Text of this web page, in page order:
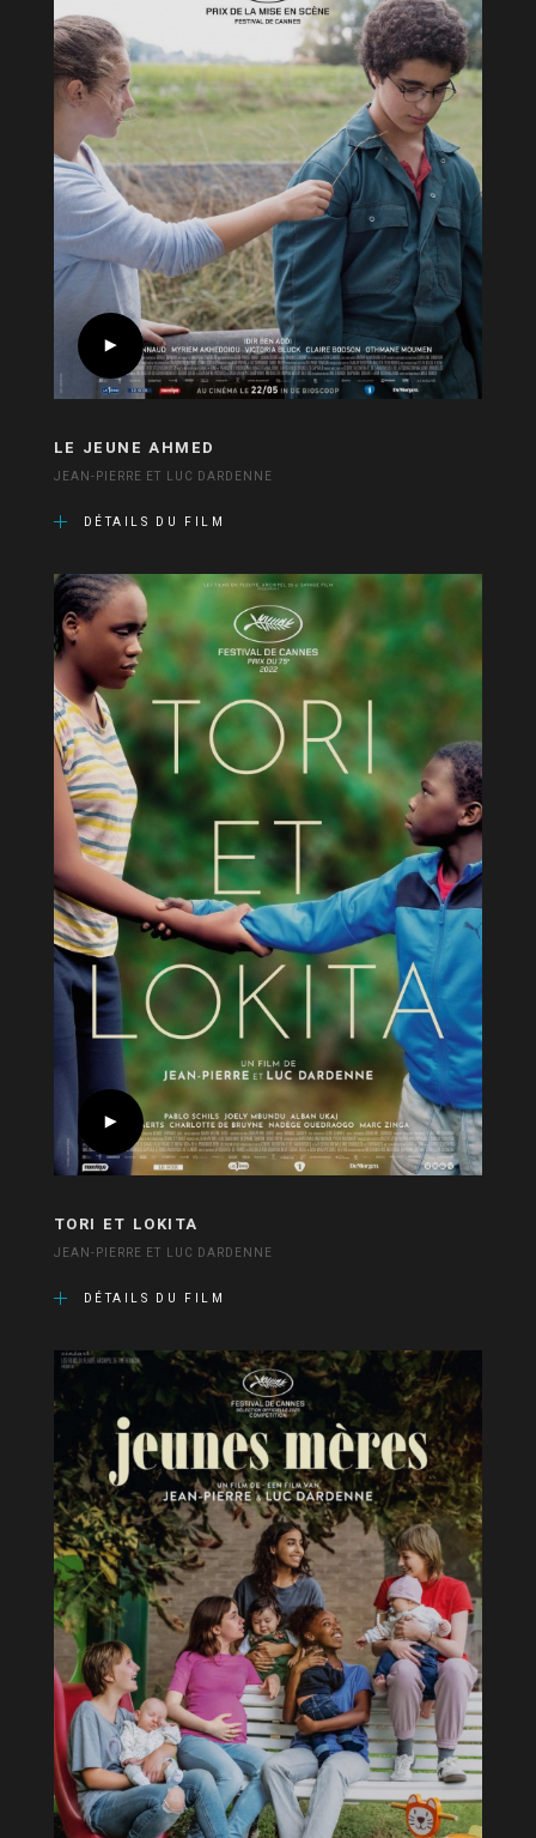
LE JEUNE AHMED
JEAN-PIERRE ET LUC DARDENNE
DÉTAILS DU FILM
TORI ET LOKITA
JEAN-PIERRE ET LUC DARDENNE
DÉTAILS DU FILM